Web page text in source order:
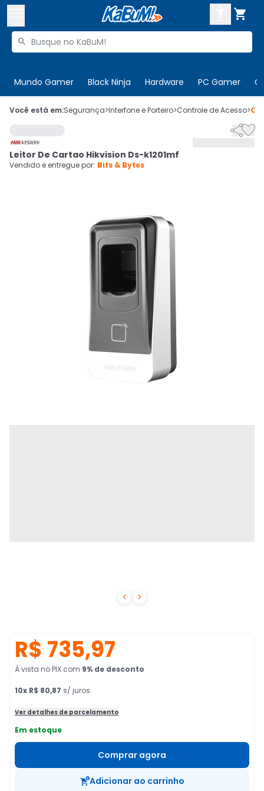

Buscar produtos

Mundo Gamer Black Ninja Hardware PC Gamer
 Olá. Acesse sua conta
Cupons
CADASTRE-SE
Você está em:Segurança>Interfone e Porteiro>Controle de Acesso>
 

Leitor De Cartao Hikvision Ds-k1201mf
Vendido e entregue por: Bits & Bytes
R$ 735,97
À vista no PIX com 9% de desconto
10x R$ 80,87 s/ juros
Ver detalhes de parcelamento
Em estoque
Comprar agora
Adicionar ao carrinho